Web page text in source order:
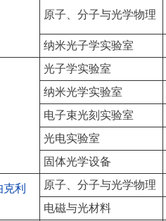
原子、分子与光学物理
纳米光子学实验室
光子学实验室
纳米光学实验室
电子束光刻实验室
光电实验室
固体光学设备
利
原子、分子与光学物理
电磁与光材料